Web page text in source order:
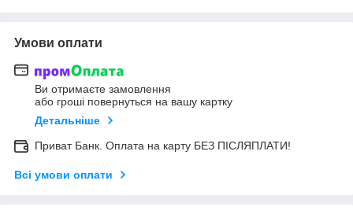
Умови оплати
Ви отримаєте замовлення
або гроші повернуться на вашу картку
Детальніше
Приват Банк. Оплата на карту БЕЗ ПІСЛЯПЛАТИ!
Всі умови оплати